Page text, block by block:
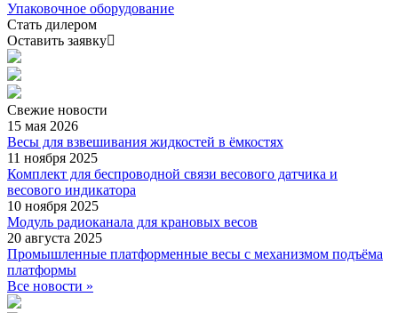
Упаковочное оборудование
Стать дилером
Оставить заявку
Свежие новости
15 мая 2026
Весы для взвешивания жидкостей в ёмкостях
11 ноября 2025
Комплект для беспроводной связи весового датчика и
весового индикатора
10 ноября 2025
Модуль радиоканала для крановых весов
20 августа 2025
Промышленные платформенные весы с механизмом подъёма
платформы
Все новости »